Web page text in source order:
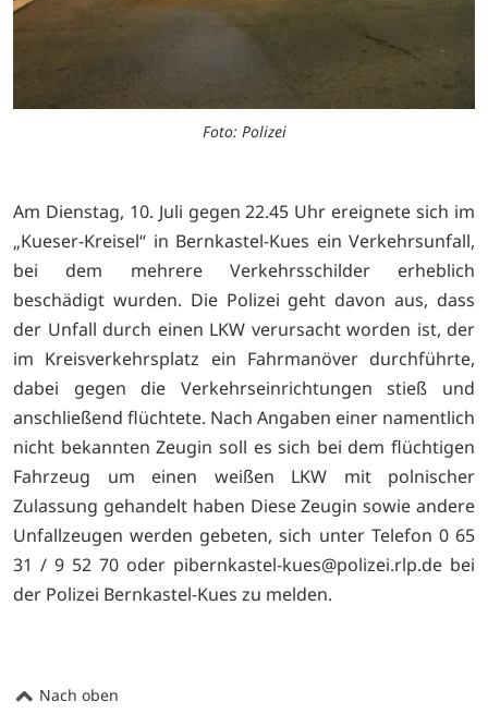
Foto: Polizei
Am Dienstag, 10. Juli gegen 22.45 Uhr ereignete sich im
„Kueser-Kreisel“ in Bernkastel-Kues ein Verkehrsunfall,
bei dem mehrere Verkehrsschilder erheblich
beschädigt wurden. Die Polizei geht davon aus, dass
der Unfall durch einen LKW verursacht worden ist, der
im Kreisverkehrsplatz ein Fahrmanöver durchführte,
dabei gegen die Verkehrseinrichtungen stieß und
anschließend flüchtete. Nach Angaben einer namentlich
nicht bekannten Zeugin soll es sich bei dem flüchtigen
Fahrzeug um einen weißen LKW mit polnischer
Zulassung gehandelt haben Diese Zeugin sowie andere
Unfallzeugen werden gebeten, sich unter Telefon 0 65
31 / 9 52 70 oder pibernkastel-kues@polizei.rlp.de bei
der Polizei Bernkastel-Kues zu melden.
Nach oben